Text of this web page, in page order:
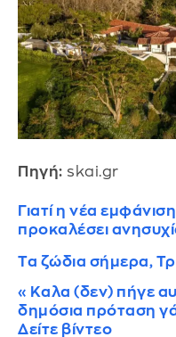
Πηγή: skai.gr
Γιατί η νέα
προκαλέσει
Τα ζώδια σήμερα,
«Καλα (δεν) πήγε
δημόσια πρόταση
Δείτε βίντεο